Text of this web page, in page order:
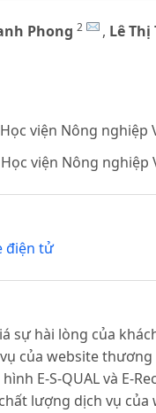
Phong 2 , Lê Thị
viện Nông nghiệp
viện Nông nghiệp
điện tử
sự hài lòng của
của website
E-S-QUAL và E-
lượng dịch vụ